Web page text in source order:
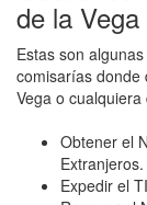
de la
Estas son
comisarías donde
Vega o
Obtener el
Extranjeros.
Expedir el